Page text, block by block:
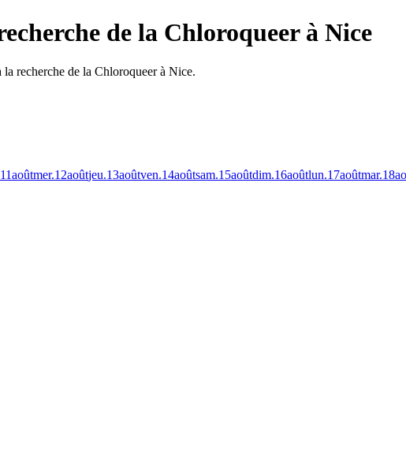
de la Chloroqueer à Nice
recherche de la Chloroqueer à Nice.
11aoûtmer.12aoûtjeu.13aoûtven.14aoûtsam.15aoûtdim.16aoûtlun.17aoûtmar.18